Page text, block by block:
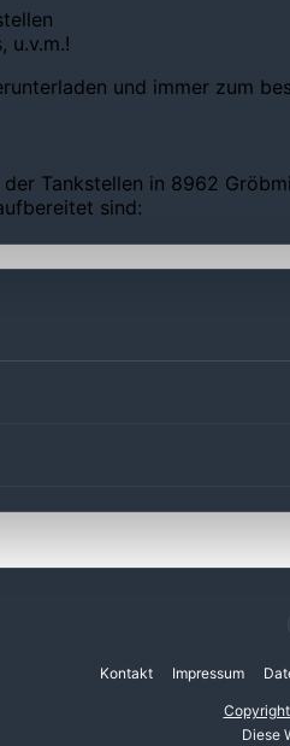
u.v.m.!
und immer zum
Tankstellen in 8962
sind:
Kontakt Impressum
Diese